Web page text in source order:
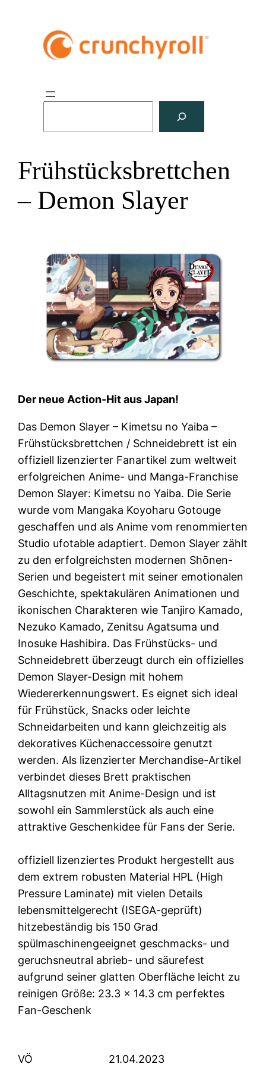
e
n
Frühstücksbrettchen
– Demon Slayer
Der neue Action-Hit aus Japan!
Das Demon Slayer – Kimetsu no Yaiba –
Frühstücksbrettchen / Schneidebrett ist ein
offiziell lizenzierter Fanartikel zum weltweit
erfolgreichen Anime- und Manga-Franchise
Demon Slayer: Kimetsu no Yaiba. Die Serie
wurde vom Mangaka Koyoharu Gotouge
geschaffen und als Anime vom renommierten
Studio ufotable adaptiert. Demon Slayer zählt
zu den erfolgreichsten modernen Shōnen-
Serien und begeistert mit seiner emotionalen
Geschichte, spektakulären Animationen und
ikonischen Charakteren wie Tanjiro Kamado,
Nezuko Kamado, Zenitsu Agatsuma und
Inosuke Hashibira. Das Frühstücks- und
Schneidebrett überzeugt durch ein offizielles
Demon Slayer-Design mit hohem
Wiedererkennungswert. Es eignet sich ideal
für Frühstück, Snacks oder leichte
Schneidarbeiten und kann gleichzeitig als
dekoratives Küchenaccessoire genutzt
werden. Als lizenzierter Merchandise-Artikel
verbindet dieses Brett praktischen
Alltagsnutzen mit Anime-Design und ist
sowohl ein Sammlerstück als auch eine
attraktive Geschenkidee für Fans der Serie.
offiziell lizenziertes Produkt hergestellt aus
dem extrem robusten Material HPL (High
Pressure Laminate) mit vielen Details
lebensmittelgerecht (ISEGA-geprüft)
hitzebeständig bis 150 Grad
spülmaschinengeeignet geschmacks- und
geruchsneutral abrieb- und säurefest
aufgrund seiner glatten Oberfläche leicht zu
reinigen Größe: 23.3 x 14.3 cm perfektes
Fan-Geschenk
VÖ 21.04.2023